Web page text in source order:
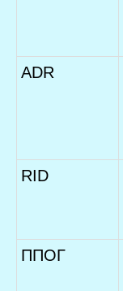
ADR
RID
ППОГ